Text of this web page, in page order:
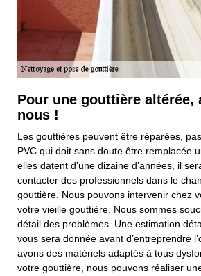
Pour une gouttière altérée,
nous !
Les gouttières peuvent être réparées,
PVC qui doit sans doute être remplacée
elles datent d’une dizaine d’années, il
contacter des professionnels dans le
gouttière. Nous pouvons intervenir chez
votre vieille gouttière. Nous sommes
détail des problèmes. Une estimation
vous sera donnée avant d’entreprendre
avons des matériels adaptés à tous
votre gouttière, nous pouvons réaliser